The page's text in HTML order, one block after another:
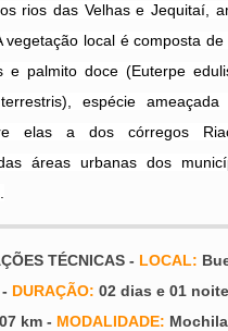
rios das Velhas e Jequitaí,
vegetação local é composta
e palmito doce (Euterpe
espécie
elas a dos córregos
áreas urbanas dos
TÉCNICAS - LOCAL:
DURAÇÃO: 02 dias e 01
07 km - MODALIDADE: